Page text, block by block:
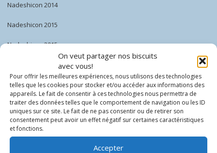
On veut partager nos biscuits
avec vous!
Pour offrir les meilleures expériences, nous utilisons des technologies
telles que les cookies pour stocker et/ou accéder aux informations des
appareils. Le fait de consentir à ces technologies nous permettra de
traiter des données telles que le comportement de navigation ou les ID
uniques sur ce site. Le fait de ne pas consentir ou de retirer son
consentement peut avoir un effet négatif sur certaines caractéristiques
et fonctions.
Accepter
Nadeshicon 2014
Nadeshicon 2015
Nadeshicon 2015
Nadeshicon 2016
Nadeshicon 2017
Nadeshicon 2017